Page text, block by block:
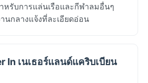
หรับการแล่นเรือและกีฬาลมอื่นๆ
นกลางแจ้งที่ละเอียดอ่อน
In เนเธอร์แลนด์แคริบเบียน